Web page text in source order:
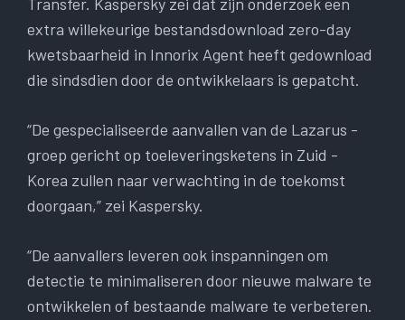
Transfer. Kaspersky zei dat zijn onderzoek een
extra willekeurige bestandsdownload zero-day
kwetsbaarheid in Innorix Agent heeft gedownload
die sindsdien door de ontwikkelaars is gepatcht.
“De gespecialiseerde aanvallen van de Lazarus -
groep gericht op toeleveringsketens in Zuid -
Korea zullen naar verwachting in de toekomst
doorgaan,” zei Kaspersky.
“De aanvallers leveren ook inspanningen om
detectie te minimaliseren door nieuwe malware te
ontwikkelen of bestaande malware te verbeteren.